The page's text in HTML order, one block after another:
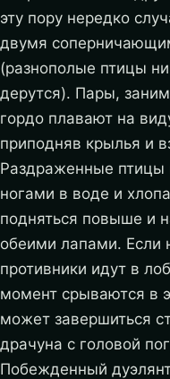
эту пору нередко
двумя
(разнополые птицы
дерутся). Пары,
гордо плавают на
приподняв крылья и
Раздраженные птицы
ногами в воде и
подняться повыше и
обеими лапами. Если
противники идут в
момент срываются в
может завершиться
драчуна с головой
Побежденный